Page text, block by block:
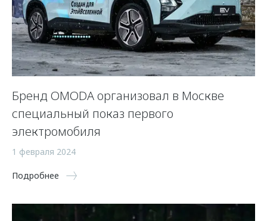
Бренд OMODA организовал в Москве
специальный показ первого
электромобиля
1 февраля 2024
Подробнее